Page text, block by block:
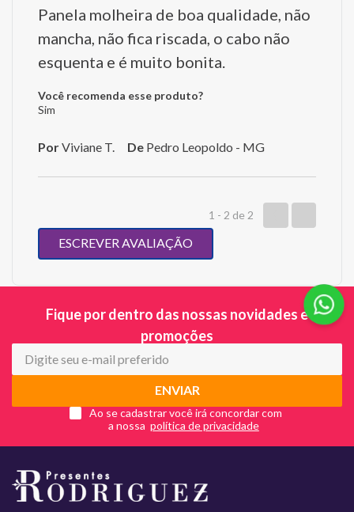
Panela molheira de boa qualidade, não
mancha, não fica riscada, o cabo não
esquenta e é muito bonita.
Você recomenda esse produto?
Sim
PorViviane T. De Pedro Leopoldo - MG
1 - 2 de 2
ESCREVER AVALIAÇÃO
Fique por dentro das nossas novidades e
promoções
ENVIAR
Ao se cadastrar você irá concordar com
a nossa